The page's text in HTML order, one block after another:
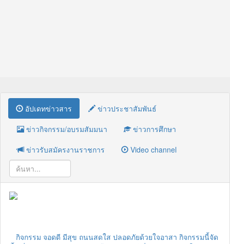
อัปเดทข่าวสาร
ข่าวประชาสัมพันธ์
ข่าวกิจกรรม/อบรมสัมมนา
ข่าวการศึกษา
ข่าวรับสมัครงานราชการ
Video channel
กิจกรรม จอดดี มีสุข ถนนสดใส ปลอดภัยด้วยใจอาสา กิจกรรมนี้จัด